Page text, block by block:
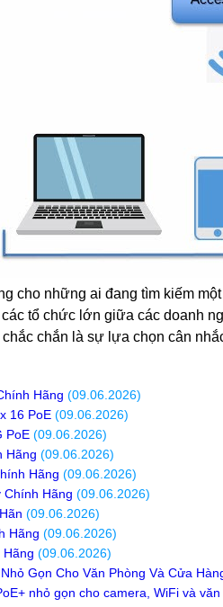
cho những ai đang tìm kiếm
tổ chức lớn giữa các doanh
chắn là sự lựa chọn cân
Hãng (09.06.2026)
16 PoE (09.06.2026)
PoE (09.06.2026)
Hãng (09.06.2026)
Hãng (09.06.2026)
Chính Hãng (09.06.2026)
(09.06.2026)
Hãng (09.06.2026)
Hãng (09.06.2026)
Gọn Cho Văn Phòng Và Cửa
nhỏ gọn cho camera, WiFi và